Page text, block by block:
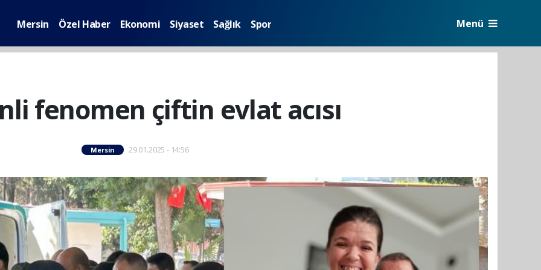
Mersin Özel Haber Ekonomi Siyaset Sağlık Spor Menü
fenomen çiftin evlat acısı
Mersin 29.01.2025 - 14:56